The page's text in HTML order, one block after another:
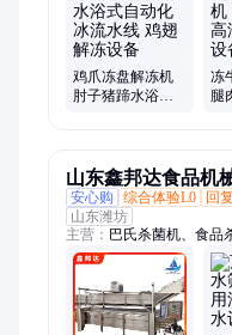
机、切片机、切丝机、切
鸡爪冻盘解冻机
肘子猪蹄水浴式
冻
腿
山东鑫邦达食品机
安心购
综合体验L0 回
山东潍坊
主营： 巴氏杀菌机、食品
盘清洗设备、周转筐清